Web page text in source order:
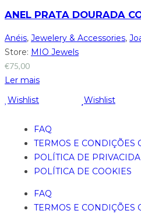
ANEL PRATA DOURADA
Anéis, Jewelery & Accessories,
Store: MIO Jewels
€75,00
Ler mais
Wishlist
Wishlist
FAQ
TERMOS E CONDIÇÕES
POLÍTICA DE
POLÍTICA DE COOKIES
FAQ
TERMOS E CONDIÇÕES